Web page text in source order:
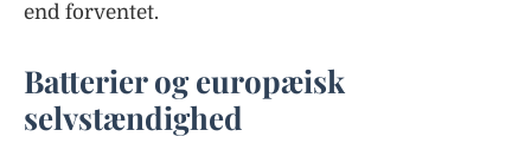
end forventet.
Batterier og europæisk
selvstændighed